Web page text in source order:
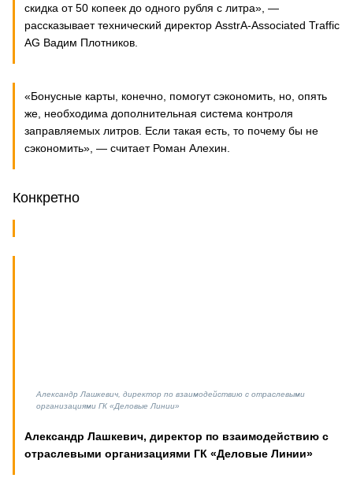
скидка от 50 копеек до одного рубля с литра», —
рассказывает технический директор AsstrA-Associated Traffic
AG Вадим Плотников.
«Бонусные карты, конечно, помогут сэкономить, но, опять
же, необходима дополнительная система контроля
заправляемых литров. Если такая есть, то почему бы не
сэкономить», — считает Роман Алехин.
Конкретно
Александр Лашкевич, директор по взаимодействию с отраслевыми
организациями ГК «Деловые Линии»
Александр Лашкевич, директор по взаимодействию с
отраслевыми организациями ГК «Деловые Линии»